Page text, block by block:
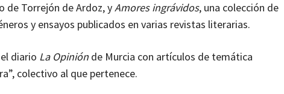
de Torrejón de Ardoz, yAmores ingrávidos, una colección de
y ensayos publicados en varias revistas literarias.
diario La Opinión de Murcia con artículos de temática
colectivo al que pertenece.